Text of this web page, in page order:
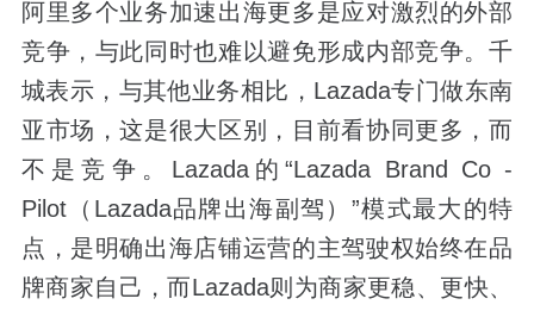
阿里多个业务加速出海更多是应对激烈的外部
竞争，与此同时也难以避免形成内部竞争。千
城表示，与其他业务相比，Lazada专门做东南
亚市场，这是很大区别，目前看协同更多，而
不是竞争。Lazada的“Lazada Brand Co -
Pilot（Lazada品牌出海副驾）”模式最大的特
点，是明确出海店铺运营的主驾驶权始终在品
牌商家自己，而Lazada则为商家更稳、更快、